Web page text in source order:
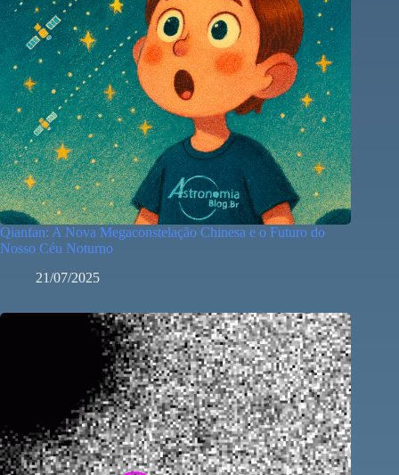
Qianfan: A Nova Megaconstelação Chinesa e o Futuro do
Nosso Céu Noturno
21/07/2025